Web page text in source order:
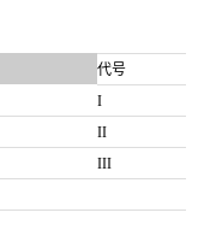
代号
I
II
III